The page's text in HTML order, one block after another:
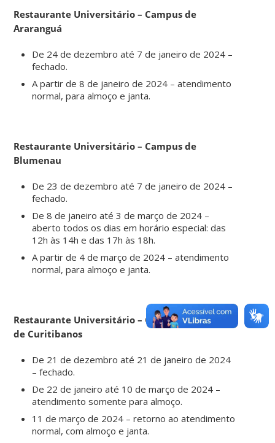
Restaurante Universitário – Campus de
Araranguá
De 24 de dezembro até 7 de janeiro de 2024 –
fechado.
A partir de 8 de janeiro de 2024 – atendimento
normal, para almoço e janta.
Restaurante Universitário – Campus de
Blumenau
De 23 de dezembro até 7 de janeiro de 2024 –
fechado.
De 8 de janeiro até 3 de março de 2024 –
aberto todos os dias em horário especial: das
12h às 14h e das 17h às 18h.
A partir de 4 de março de 2024 – atendimento
normal, para almoço e janta.
Restaurante Universitário – Campus
de Curitibanos
De 21 de dezembro até 21 de janeiro de 2024
– fechado.
De 22 de janeiro até 10 de março de 2024 –
atendimento somente para almoço.
11 de março de 2024 – retorno ao atendimento
normal, com almoço e janta.